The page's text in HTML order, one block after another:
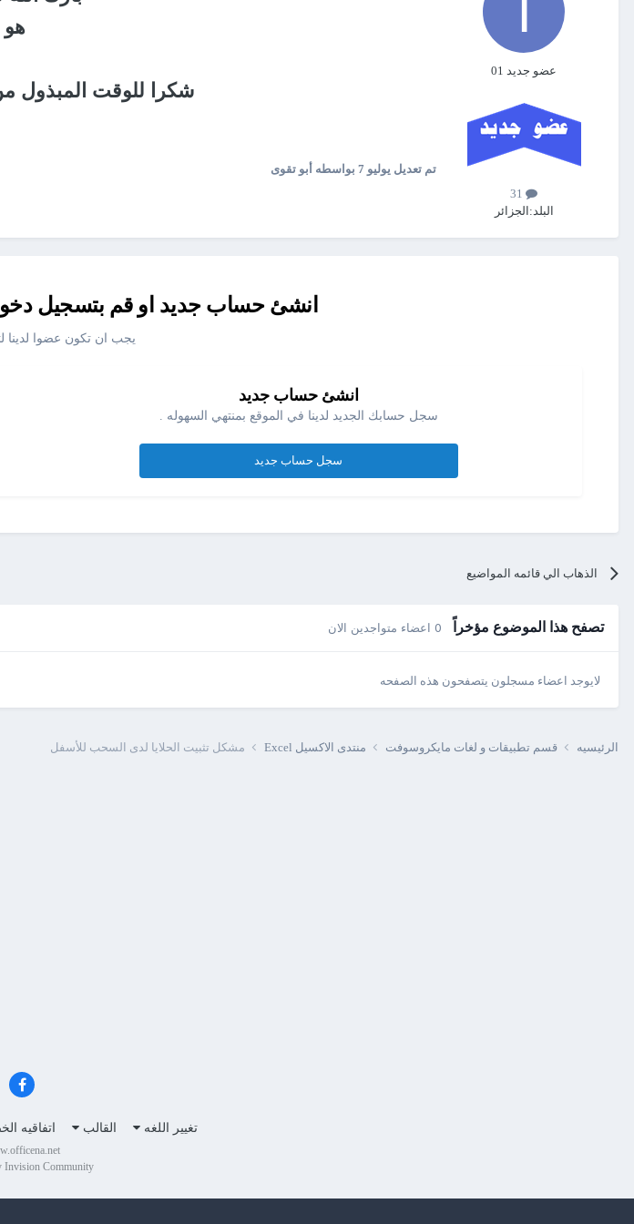
عضو جديد 01
البلد:الجزائر
شكرا للوقت المبذول
تم تعديل يوليو 7 بواسطه أبو تقوى
انشئ حساب جديد او قم بتسجيل
يجب ان تكون عضوا لدينا
انشئ حساب جديد
سجل حسابك الجديد لدينا في الموقع بمنتهي السهوله .
سجل حساب جديد
الذهاب الي قائمه المواضيع
تصفح هذا الموضوع مؤخراً 0 اعضاء متواجدين الان
لايوجد اعضاء مسجلون يتصفحون هذه الصفحه
الرئيسيه قسم تطبيقات و لغات مايكروسوفت منتدى الاكسيل Excel مشكل تثبيت الحلايا لدى السحب للأسفل
تغيير اللغه القالب اتفاقيه
Invision Community